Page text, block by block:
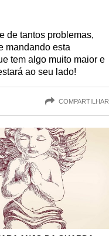
de tantos problemas,
mandando esta
tem algo muito maior e
ao seu lado!
COMPARTILHAR